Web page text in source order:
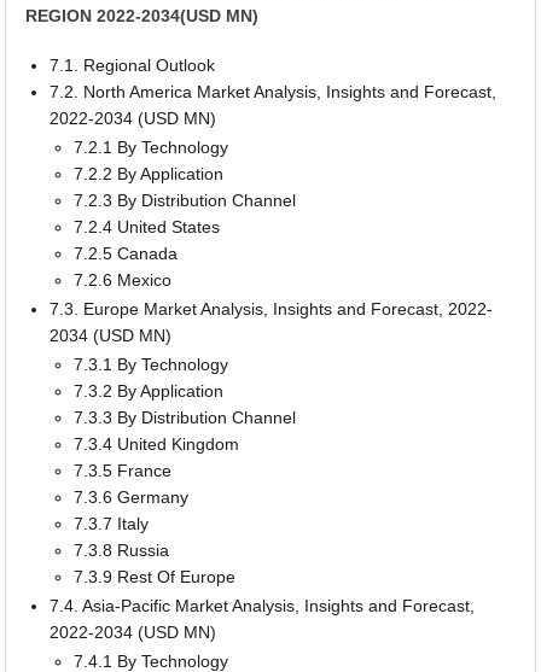
REGION 2022-2034(USD MN)
7.1. Regional Outlook
7.2. North America Market Analysis, Insights and Forecast,
2022-2034 (USD MN)
7.2.1 By Technology
7.2.2 By Application
7.2.3 By Distribution Channel
7.2.4 United States
7.2.5 Canada
7.2.6 Mexico
7.3. Europe Market Analysis, Insights and Forecast, 2022-
2034 (USD MN)
7.3.1 By Technology
7.3.2 By Application
7.3.3 By Distribution Channel
7.3.4 United Kingdom
7.3.5 France
7.3.6 Germany
7.3.7 Italy
7.3.8 Russia
7.3.9 Rest Of Europe
7.4. Asia-Pacific Market Analysis, Insights and Forecast,
2022-2034 (USD MN)
7.4.1 By Technology